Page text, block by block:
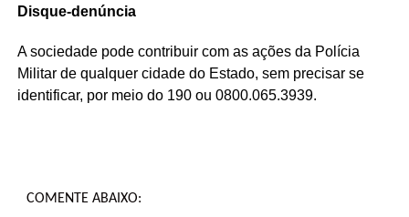
Disque-denúncia
A sociedade pode contribuir com as ações da Polícia
Militar de qualquer cidade do Estado, sem precisar se
identificar, por meio do 190 ou 0800.065.3939.
COMENTE ABAIXO: